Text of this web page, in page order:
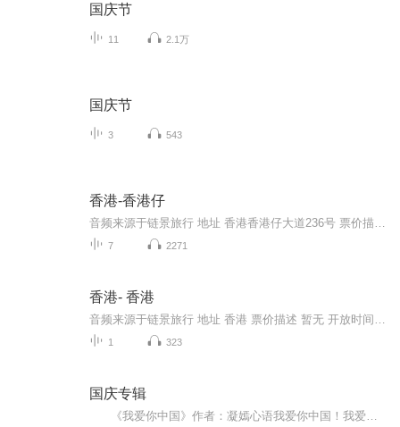
国庆节
11 2.1万
国庆节
3 543
香港-香港仔
7 2271
香港- 香港
1 323
国庆专辑